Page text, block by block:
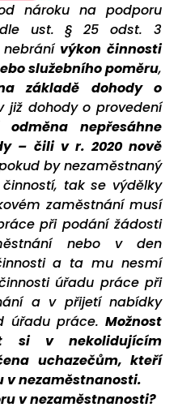
nároku na podporu
ust. § 25 odst. 3
výkon činnosti
služebního poměru,
základě dohody o
již dohody o provedení
nepřesáhne
– čili v r. 2020 nově
by nezaměstnaný
tak se výdělky
zaměstnání musí
při podání žádosti
nebo v den
a ta mu nesmí
úřadu práce při
a v přijetí nabídky
úřadu práce. Možnost
si v nekolidujícím
uchazečům, kteří
v nezaměstnanosti.
v nezaměstnanosti?